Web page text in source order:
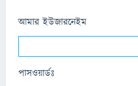
আমার ইউজারনেইম
পাসওয়ার্ডঃ